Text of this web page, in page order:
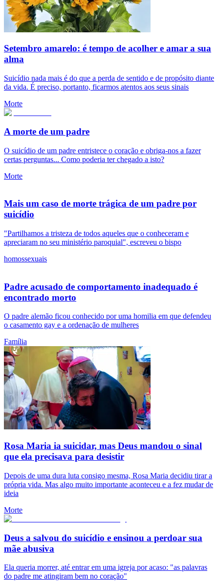
Setembro amarelo: é tempo de acolher e amar a sua
alma
Suicídio nada mais é do que a perda de sentido e de propósito diante
da vida. É preciso, portanto, ficarmos atentos aos seus sinais
Morte
A morte de um padre
O suicídio de um padre entristece o coração e obriga-nos a fazer
certas perguntas... Como poderia ter chegado a isto?
Morte
Mais um caso de morte trágica de um padre por
suicídio
"Partilhamos a tristeza de todos aqueles que o conheceram e
apreciaram no seu ministério paroquial", escreveu o bispo
homossexuais
Padre acusado de comportamento inadequado é
encontrado morto
O padre alemão ficou conhecido por uma homilia em que defendeu
o casamento gay e a ordenação de mulheres
Família
Rosa Maria ia suicidar, mas Deus mandou o sinal
que ela precisava para desistir
Depois de uma dura luta consigo mesma, Rosa Maria decidiu tirar a
própria vida. Mas algo muito importante aconteceu e a fez mudar de
ideia
Morte
Deus a salvou do suicídio e ensinou a perdoar sua
mãe abusiva
Ela queria morrer, até entrar em uma igreja por acaso: "as palavras
do padre me atingiram bem no coração"